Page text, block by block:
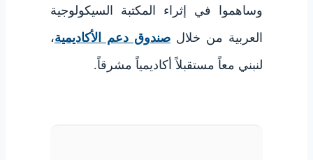
وساهموا في إثراء المكتبة السيكولوجية
العربية من خلال صندوق دعم الأكاديمية،
لنبني معاً مستقبلاً أكاديمياً مشرقاً.